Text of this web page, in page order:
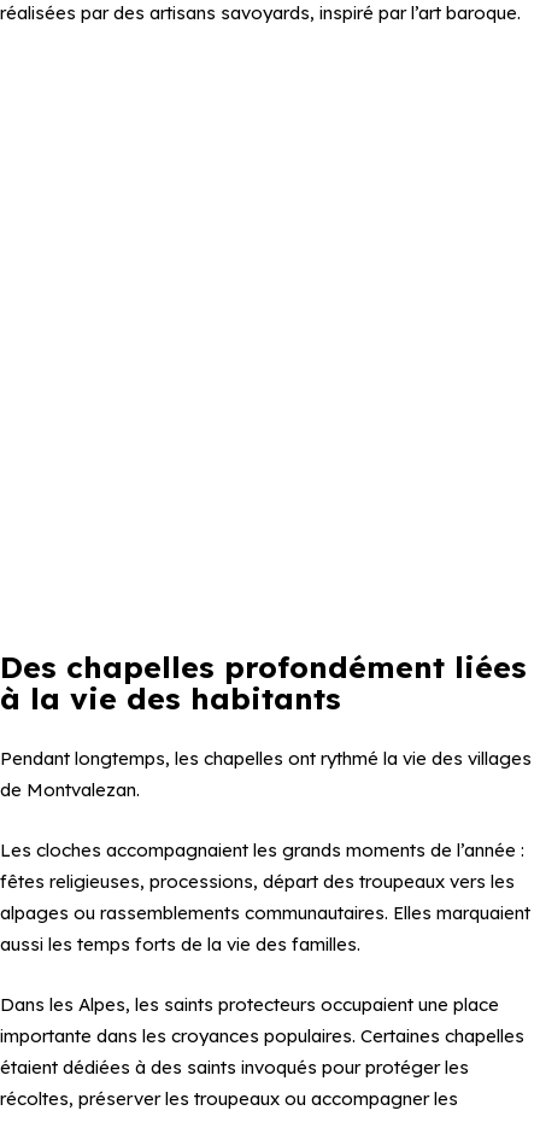
réalisées par des artisans savoyards, inspiré par l’art baroque.
Des chapelles profondément liées
à la vie des habitants
Pendant longtemps, les chapelles ont rythmé la vie des villages
de Montvalezan.
Les cloches accompagnaient les grands moments de l’année :
fêtes religieuses, processions, départ des troupeaux vers les
alpages ou rassemblements communautaires. Elles marquaient
aussi les temps forts de la vie des familles.
Dans les Alpes, les saints protecteurs occupaient une place
importante dans les croyances populaires. Certaines chapelles
étaient dédiées à des saints invoqués pour protéger les
récoltes, préserver les troupeaux ou accompagner les